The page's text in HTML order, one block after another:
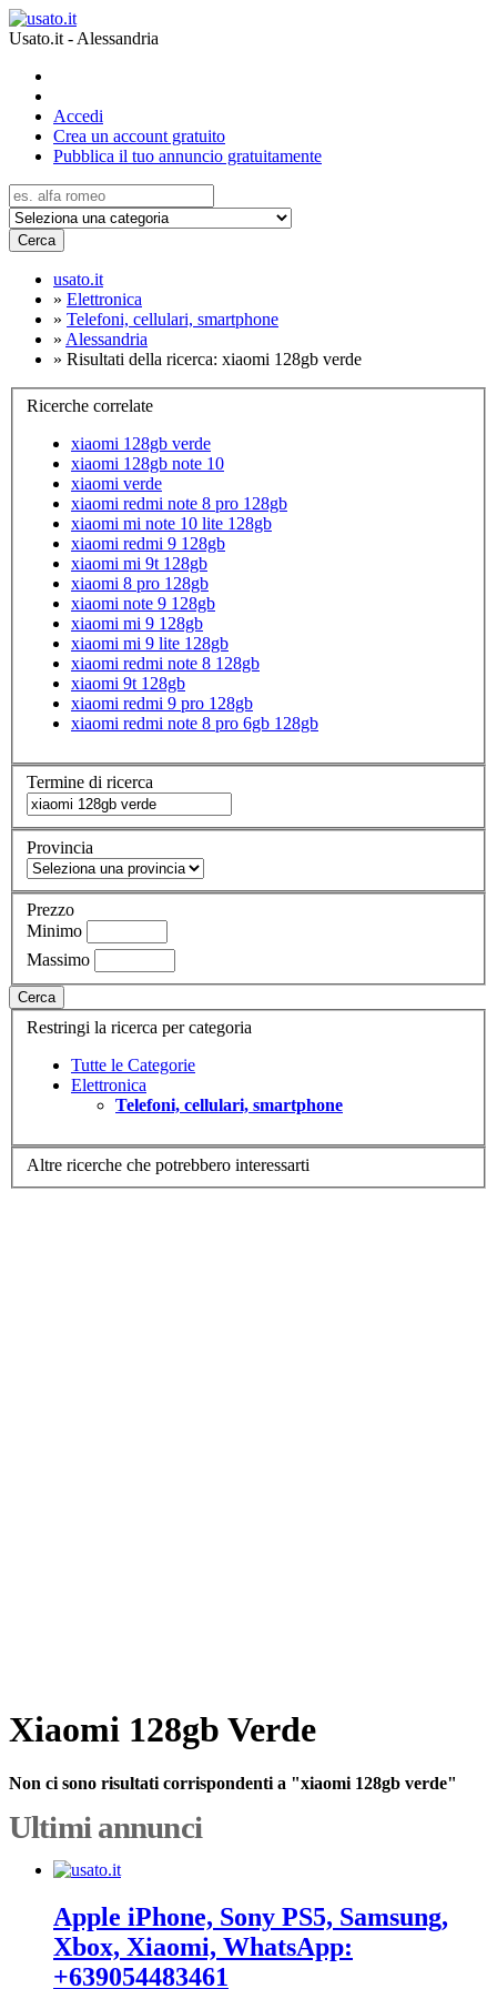
Usato.it - Alessandria
Accedi
Crea un account gratuito
Pubblica il tuo annuncio gratuitamente
Cerca
usato.it
» Elettronica
» Telefoni, cellulari, smartphone
» Alessandria
» Risultati della ricerca: xiaomi 128gb verde
Ricerche correlate
xiaomi 128gb verde
xiaomi 128gb note 10
xiaomi verde
xiaomi redmi note 8 pro 128gb
xiaomi mi note 10 lite 128gb
xiaomi redmi 9 128gb
xiaomi mi 9t 128gb
xiaomi 8 pro 128gb
xiaomi note 9 128gb
xiaomi mi 9 128gb
xiaomi mi 9 lite 128gb
xiaomi redmi note 8 128gb
xiaomi 9t 128gb
xiaomi redmi 9 pro 128gb
xiaomi redmi note 8 pro 6gb 128gb
Termine di ricerca
Provincia
Prezzo
Minimo
Massimo
Cerca
Restringi la ricerca per categoria
Tutte le Categorie
Elettronica
Telefoni, cellulari, smartphone
Altre ricerche che potrebbero interessarti
Xiaomi 128gb Verde
Non ci sono risultati corrispondenti a "xiaomi 128gb verde"
Ultimi annunci
Apple iPhone, Sony PS5, Samsung,
Xbox, Xiaomi, WhatsApp:
+639054483461